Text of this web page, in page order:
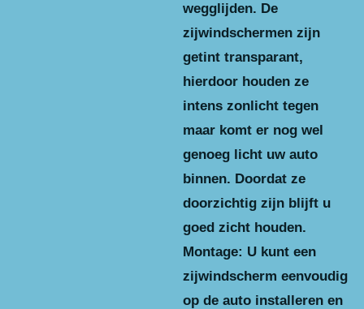
wegglijden. De
zijwindschermen zijn
getint transparant,
hierdoor houden ze
intens zonlicht tegen
maar komt er nog wel
genoeg licht uw auto
binnen. Doordat ze
doorzichtig zijn blijft u
goed zicht houden.
Montage: U kunt een
zijwindscherm eenvoudig
op de auto installeren en